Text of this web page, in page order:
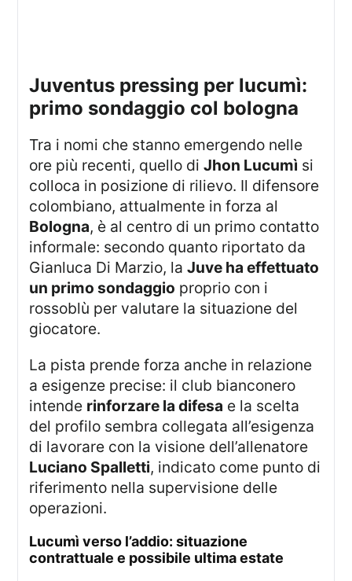
juventus pressing per lucumì:
primo sondaggio col bologna
Tra i nomi che stanno emergendo nelle
ore più recenti, quello diJhon Lucumì si
colloca in posizione di rilievo. Il difensore
colombiano, attualmente in forza al
Bologna, è al centro di un primo contatto
informale: secondo quanto riportato da
Gianluca Di Marzio, laJuve ha effettuato
un primo sondaggio proprio con i
rossoblù per valutare la situazione del
giocatore.
La pista prende forza anche in relazione
a esigenze precise: il club bianconero
intende rinforzare la difesa e la scelta
del profilo sembra collegata all’esigenza
di lavorare con la visione dell’allenatore
Luciano Spalletti, indicato come punto di
riferimento nella supervisione delle
operazioni.
lucumì verso l’addio: situazione
contrattuale e possibile ultima estate